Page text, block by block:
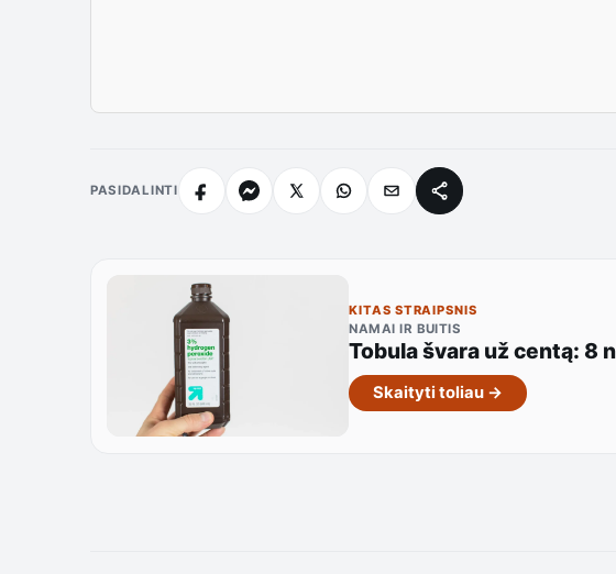
PASIDALINTI
KITAS STRAIPSNIS
NAMAI IR BUITIS
Tobula švara už centą: 8
Skaityti toliau →